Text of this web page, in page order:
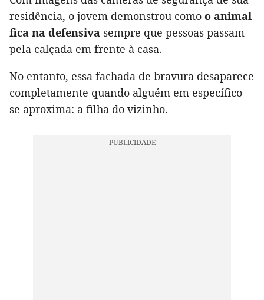
residência, o jovem demonstrou como o animal
fica na defensiva sempre que pessoas passam
pela calçada em frente à casa.
No entanto, essa fachada de bravura desaparece
completamente quando alguém em específico
se aproxima: a filha do vizinho.